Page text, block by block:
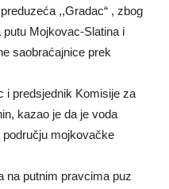
,,Gradac“ , zbog
Mojkovac-Slatina i
saobraćajnice prek
i predsjednik Komisije za
kazao je da je voda
području mojkovačke
na putnim pravcima puz